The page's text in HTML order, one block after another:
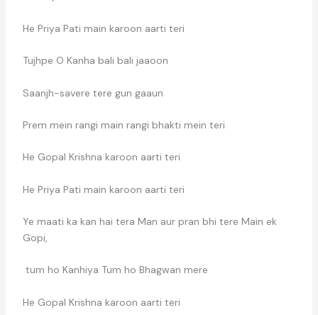
He Priya Pati main karoon aarti teri
Tujhpe O Kanha bali bali jaaoon
Saanjh-savere tere gun gaaun
Prem mein rangi main rangi bhakti mein teri
He Gopal Krishna karoon aarti teri
He Priya Pati main karoon aarti teri
Ye maati ka kan hai tera Man aur pran bhi tere Main ek
Gopi,
tum ho Kanhiya Tum ho Bhagwan mere
He Gopal Krishna karoon aarti teri